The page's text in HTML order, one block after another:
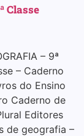
Classe
– 9ª
– Caderno
do Ensino
Caderno de
Editores
de geografia –